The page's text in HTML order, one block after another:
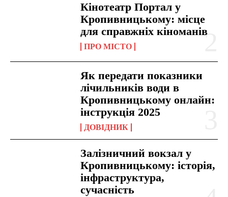
Кінотеатр Портал у
Кропивницькому: місце
для справжніх кіноманів
ПРО МІСТО
Як передати показники
лічильників води в
Кропивницькому онлайн:
інструкція 2025
ДОВІДНИК
Залізничний вокзал у
Кропивницькому: історія,
інфраструктура,
сучасність